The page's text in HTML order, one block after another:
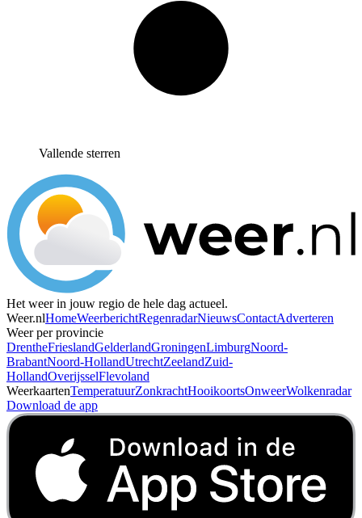
Vallende sterren
Het weer in jouw regio de hele dag actueel.
Weer.nlHomeWeerberichtRegenradarNieuwsContactAdverteren
Weer per provincie
DrentheFrieslandGelderlandGroningenLimburgNoord-
BrabantNoord-HollandUtrechtZeelandZuid-
HollandOverijsselFlevoland
WeerkaartenTemperatuurZonkrachtHooikoortsOnweerWolkenradar
Download de app